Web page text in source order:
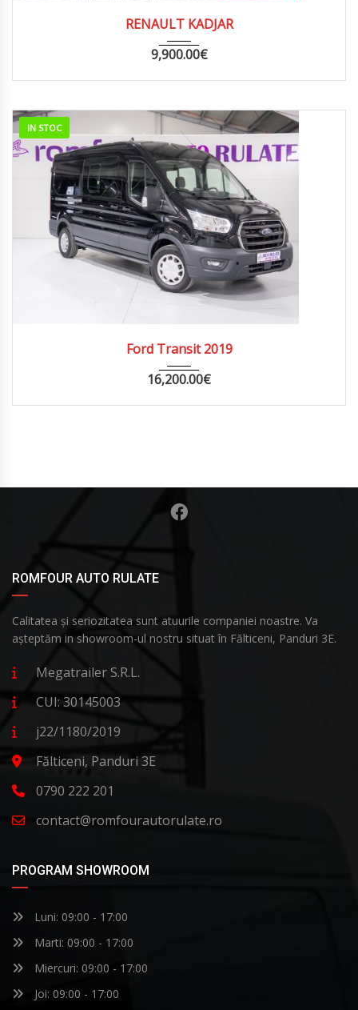
RENAULT KADJAR
9,900.00€
IN STOC
Ford Transit 2019
16,200.00€
ROMFOUR AUTO RULATE
Calitatea și seriozitatea sunt atuurile companiei noastre. Va
așteptăm in showroom-ul nostru situat în Fălticeni, Panduri 3E.
Megatrailer S.R.L.
CUI: 30145003
j22/1180/2019
Fălticeni, Panduri 3E
0790 222 201
contact@romfourautorulate.ro
PROGRAM SHOWROOM
Luni: 09:00 - 17:00
Marti: 09:00 - 17:00
Miercuri: 09:00 - 17:00
Joi: 09:00 - 17:00